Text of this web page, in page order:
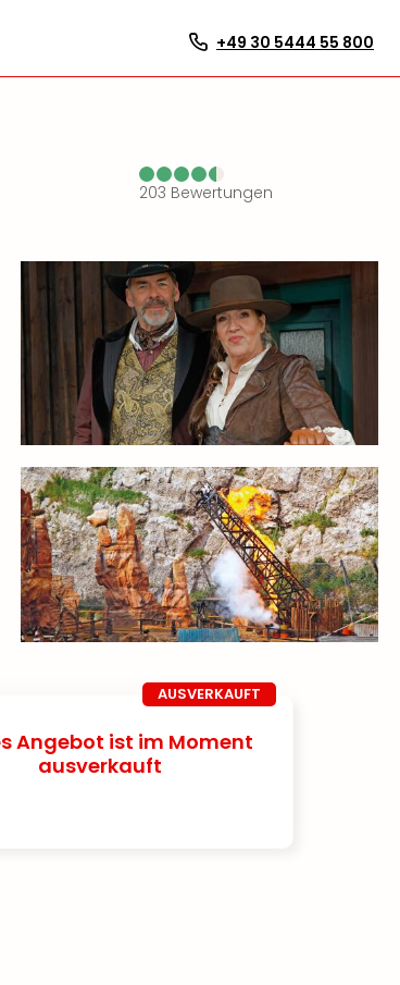
+49 30 5444 55 800
203 Bewertungen
AUSVERKAUFT
Angebot ist im Moment
ausverkauft